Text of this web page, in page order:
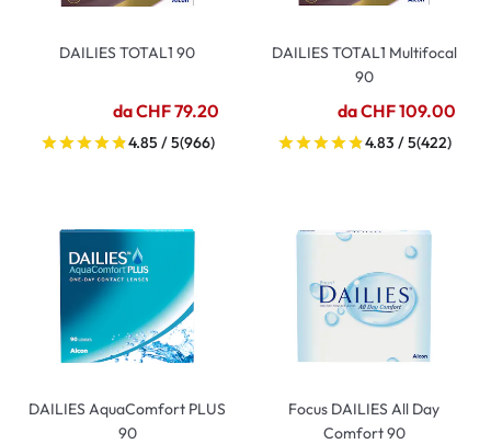
DAILIES TOTAL1 90
da CHF 79.20
4.85 / 5(966)
DAILIES TOTAL1 Multifocal
90
da CHF 109.00
4.83 / 5(422)
DAILIES AquaComfort PLUS
90
Focus DAILIES All Day
Comfort 90